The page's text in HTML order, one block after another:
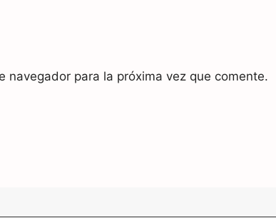
para la próxima vez que comente.